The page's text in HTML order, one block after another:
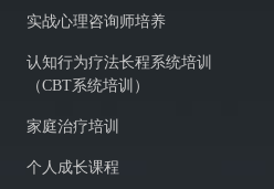
实战心理咨询师培养
认知行为疗法长程系统培训
（CBT系统培训）
家庭治疗培训
个人成长课程